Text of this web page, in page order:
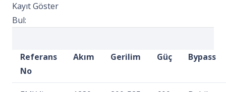
Kayıt Göster
Bul:
Referans
No
Akım Gerilim Güç Bypass